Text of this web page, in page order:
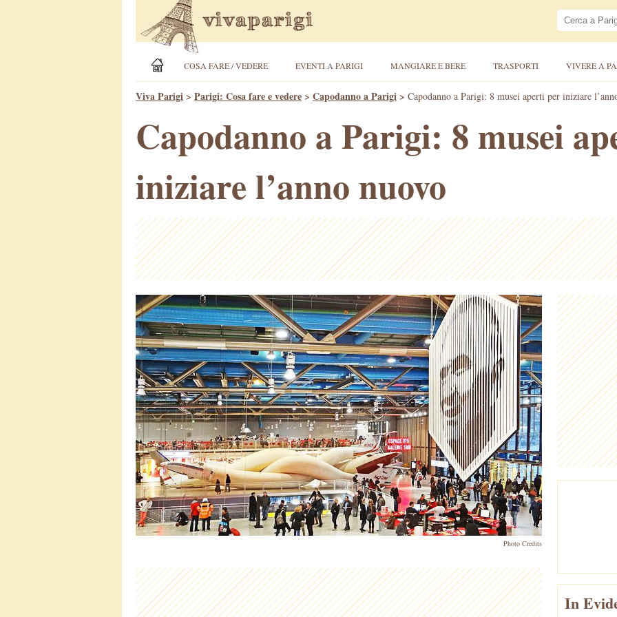
COSA FARE / VEDERE EVENTI A PARIGI MANGIARE E BERE TRASPORTI VIVERE A
Viva Parigi > Parigi: Cosa fare e vedere > Capodanno a Parigi > Capodanno a Parigi: 8 musei aperti per iniziare
Capodanno a Parigi: 8 musei
iniziare l’anno nuovo
Photo Credits
In